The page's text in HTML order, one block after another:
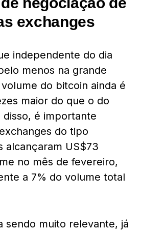
exchanges
independente do dia
menos na grande
do bitcoin ainda é
maior do que o do
é importante
do tipo
alcançaram US$73
no mês de fevereiro,
a 7% do volume total
sendo muito relevante, já